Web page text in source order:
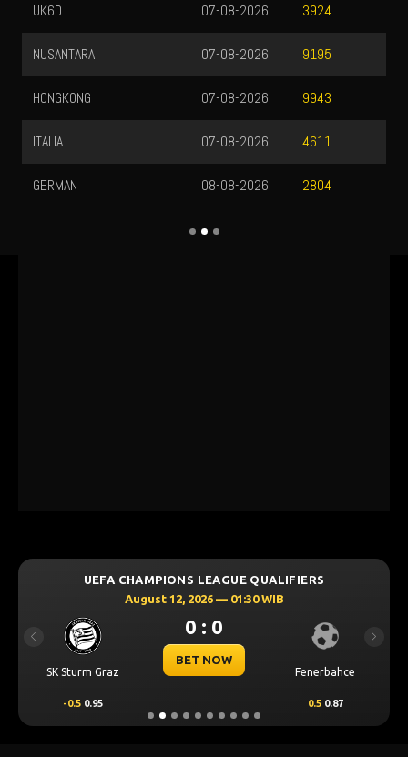
UEFA CHAMPIONS LEAGUE QUALIFIERS
August 12, 2026 — 01:30 WIB
SK Sturm Graz
0 : 0
BET NOW
Fenerbahce
-0.5 0.95 0.5 0.87
Previous Next
UK6D 3924
07-08-2026
NUSANTARA 9195
07-08-2026
HONGKONG 9943
07-08-2026
ITALIA 4611
07-08-2026
GERMAN 2804
08-08-2026